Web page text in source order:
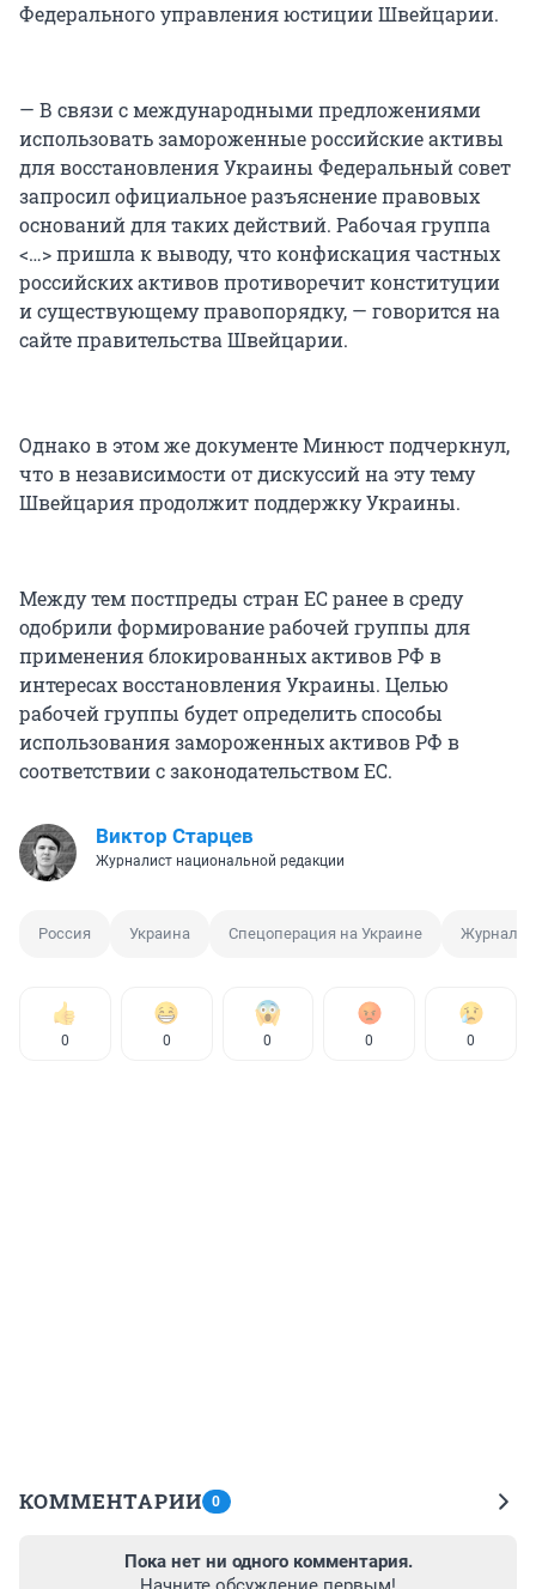
Федерального управления юстиции Швейцарии.
— В связи с международными предложениями
использовать замороженные российские активы
для восстановления Украины Федеральный совет
запросил официальное разъяснение правовых
оснований для таких действий. Рабочая группа
<…> пришла к выводу, что конфискация частных
российских активов противоречит конституции
и существующему правопорядку, — говорится на
сайте правительства Швейцарии.
Однако в этом же документе Минюст подчеркнул,
что в независимости от дискуссий на эту тему
Швейцария продолжит поддержку Украины.
Между тем постпреды стран ЕС ранее в среду
одобрили формирование рабочей группы для
применения блокированных активов РФ в
интересах восстановления Украины. Целью
рабочей группы будет определить способы
использования замороженных активов РФ в
соответствии с законодательством ЕС.
Виктор Старцев
Журналист национальной редакции
Россия Украина Спецоперация на Украине
0 0 0 0 0
КОММЕНТАРИИ 0
Пока нет ни одного комментария.